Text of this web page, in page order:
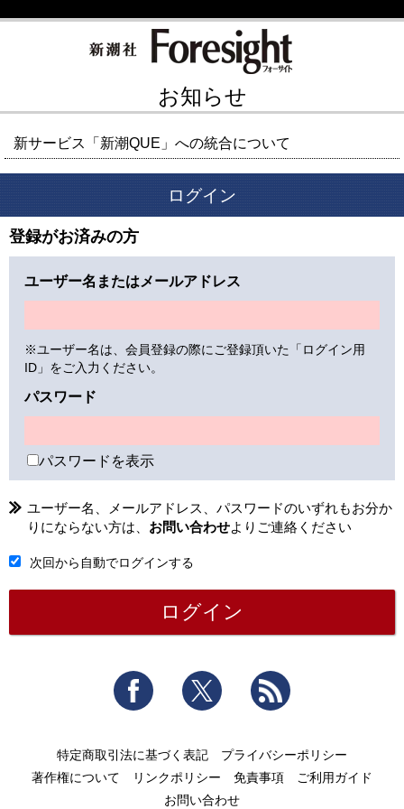
お知らせ
新サービス「新潮QUE」への統合について
ログイン
登録がお済みの方
ユーザー名またはメールアドレス
※ユーザー名は、会員登録の際にご登録頂いた「ログイン用
ID」をご入力ください。
パスワード
パスワードを表示
ユーザー名、メールアドレス、パスワードのいずれもお分か
りにならない方は、 お問い合わせよりご連絡ください
次回から自動でログインする
Facebook Twitter
特定商取引法に基づく表記
プライバシーポリシー
著作権について
リンクポリシー 免責事項
ご利用ガイド
お問い合わせ